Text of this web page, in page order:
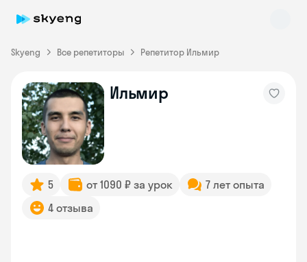
Skyeng Все репетиторы Репетитор Ильмир
Ильмир
5 от 1090 ₽ за урок
7 лет опыта
4 отзыва
Skyeng Chat
online